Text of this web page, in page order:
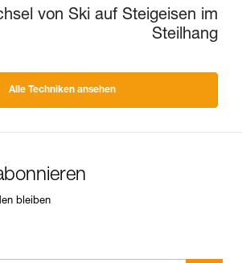
von Ski auf Steigeisen im
Steilhang
Alle Techniken ansehen
bleiben